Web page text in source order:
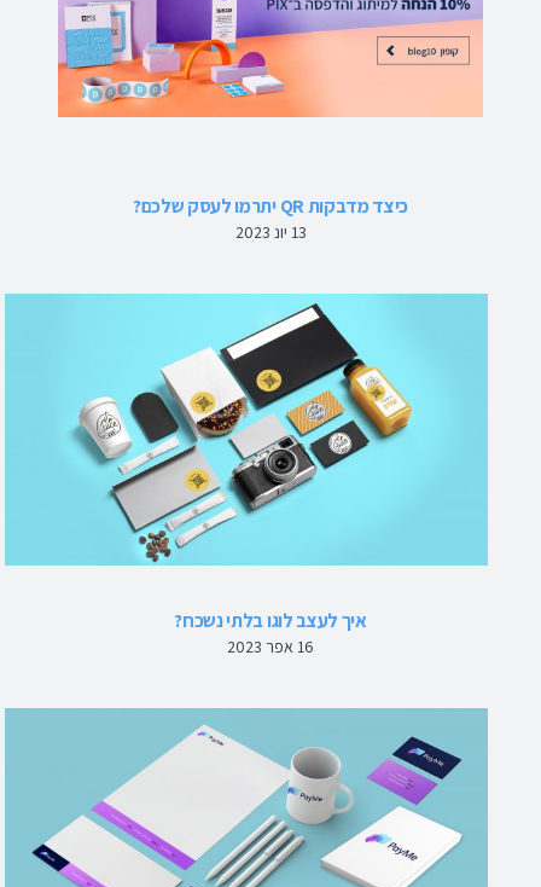
כיצד מדבקות QR יתרמו לעסק שלכם?
13 יונ 2023
איך לעצב לוגו בלתי נשכח?
16 אפר 2023